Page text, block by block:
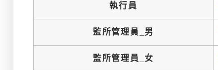
執行員
監所管理員_男
監所管理員_女